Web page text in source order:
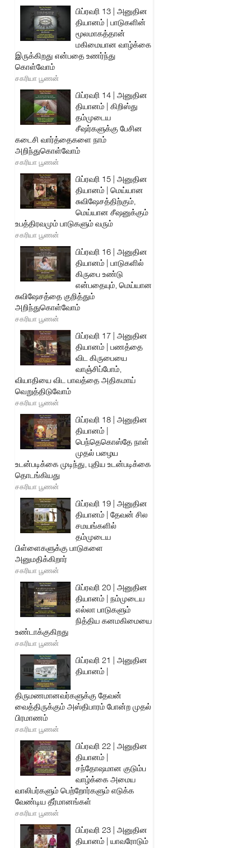
பிப்ரவரி 13 | அனுதின
தியானம் | பாடுகளின்
மூலமாகத்தான்
மகிமையான வாழ்க்கை
இருக்கிறது என்பதை உணர்ந்து
கொள்வோம்
சகரியா பூணன்
பிப்ரவரி 14 | அனுதின
தியானம் | கிறிஸ்து
தம்முடைய
சீஷர்களுக்கு பேசின
கடைசி வார்த்தைகளை நாம்
அறிந்துகொள்வோம்
சகரியா பூணன்
பிப்ரவரி 15 | அனுதின
தியானம் | மெய்யான
சுவிஷேசத்திற்கும்,
மெய்யான சீஷனுக்கும்
உபத்திரவமும் பாடுகளும் வரும்
சகரியா பூணன்
பிப்ரவரி 16 | அனுதின
தியானம் | பாடுகளில்
கிருபை உண்டு
என்பதையும், மெய்யான
சுவிஷேசத்தை குறித்தும்
அறிந்துகொள்வோம்
சகரியா பூணன்
பிப்ரவரி 17 | அனுதின
தியானம் | பணத்தை
விட கிருபையை
வாஞ்சிப்போம்,
வியாதியை விட பாவத்தை அதிகமாய்
வெறுத்திடுவோம்
சகரியா பூணன்
பிப்ரவரி 18 | அனுதின
தியானம் |
பெந்தெகொஸ்தே நாள்
முதல் பழைய
உடன்படிக்கை முடிந்து, புதிய உடன்படிக்கை
தொடங்கியது
சகரியா பூணன்
பிப்ரவரி 19 | அனுதின
தியானம் | தேவன் சில
சமயங்களில்
தம்முடைய
பிள்ளைகளுக்கு பாடுகளை
அனுமதிக்கிறார்
சகரியா பூணன்
பிப்ரவரி 20 | அனுதின
தியானம் | நம்முடைய
எல்லா பாடுகளும்
நித்திய கனமகிமையை
உண்டாக்குகிறது
சகரியா பூணன்
பிப்ரவரி 21 | அனுதின
தியானம் |
திருமணமானவர்களுக்கு தேவன்
வைத்திருக்கும் அஸ்திபாரம் போன்ற முதல்
பிரமாணம்
சகரியா பூணன்
பிப்ரவரி 22 | அனுதின
தியானம் |
சந்தோஷமான குடும்ப
வாழ்க்கை அமைய
வாலிபர்களும் பெற்றோர்களும் எடுக்க
வேண்டிய தீர்மானங்கள்
சகரியா பூணன்
பிப்ரவரி 23 | அனுதின
தியானம் | யாவரோடும்